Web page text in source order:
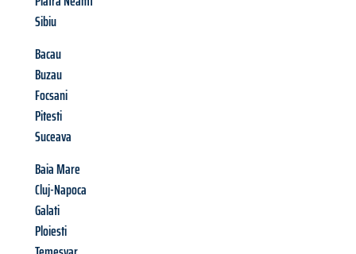
Sibiu
Bacau
Buzau
Focsani
Pitesti
Suceava
Baia Mare
Cluj-Napoca
Galati
Ploiesti